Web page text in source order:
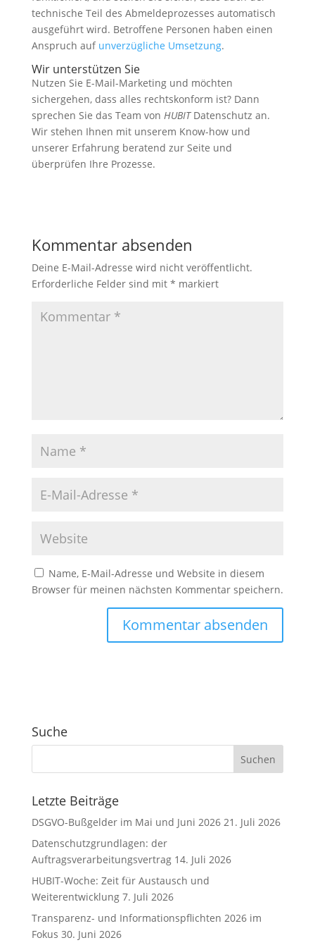
technische Teil des Abmeldeprozesses automatisch
ausgeführt wird. Betroffene Personen haben einen
Anspruch auf unverzügliche Umsetzung.
Wir unterstützen Sie
Nutzen Sie E-Mail-Marketing und möchten
sichergehen, dass alles rechtskonform ist? Dann
sprechen Sie das Team von HUBITDatenschutz an.
Wir stehen Ihnen mit unserem Know-how und
unserer Erfahrung beratend zur Seite und
überprüfen Ihre Prozesse.
Kommentar absenden
Deine E-Mail-Adresse wird nicht veröffentlicht.
Erforderliche Felder sind mit * markiert
Name, E-Mail-Adresse und Website in diesem
Browser für meinen nächsten Kommentar speichern.
n
a
v
:
Suche
Letzte Beiträge
DSGVO-Bußgelder im Mai und Juni 2026 21. Juli 2026
Datenschutzgrundlagen: der
Auftragsverarbeitungsvertrag 14. Juli 2026
HUBIT-Woche: Zeit für Austausch und
Weiterentwicklung 7. Juli 2026
Transparenz- und Informationspflichten 2026 im
Fokus 30. Juni 2026